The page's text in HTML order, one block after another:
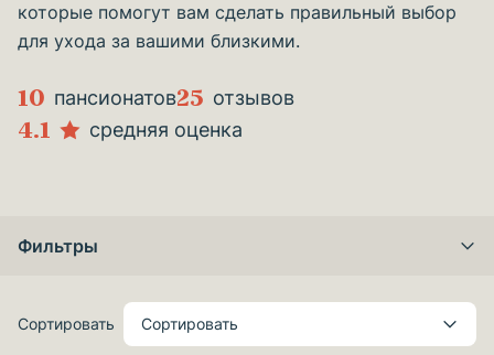
которые помогут вам сделать правильный выбор
для ухода за вашими близкими.
10 пансионатов25 отзывов
4.1 средняя оценка
Фильтры
Сортировать Сортировать